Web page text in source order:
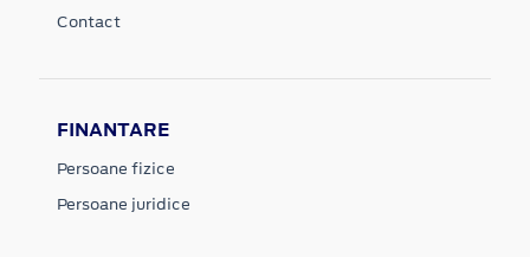
Contact
FINANTARE
Persoane fizice
Persoane juridice